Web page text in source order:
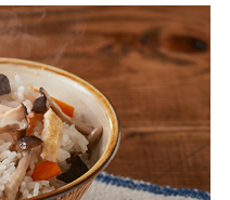
ヤマキ 割烹白だし